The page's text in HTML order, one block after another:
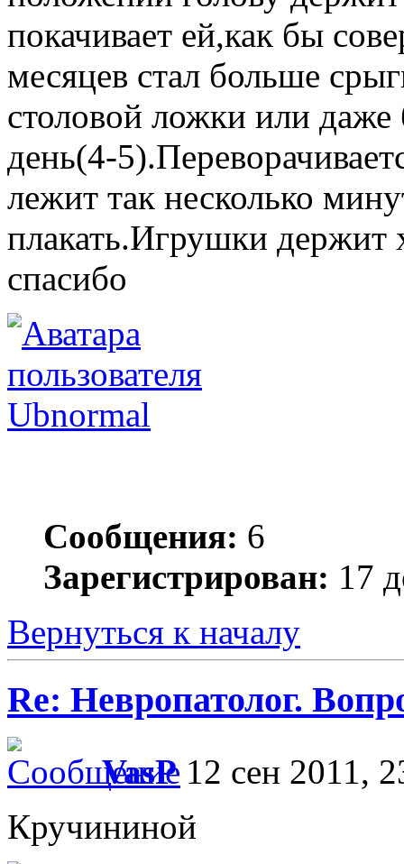
покачивает ей,как бы
месяцев стал больше
столовой ложки или даже
день(4-
лежит так несколько
плакать.Игрушки держит
спасибо
Ubnormal
Сообщения: 6
Зарегистрирован: 17
Вернуться к началу
Re: Невропатолог.
VasP12 сен 2011,
Кручининой